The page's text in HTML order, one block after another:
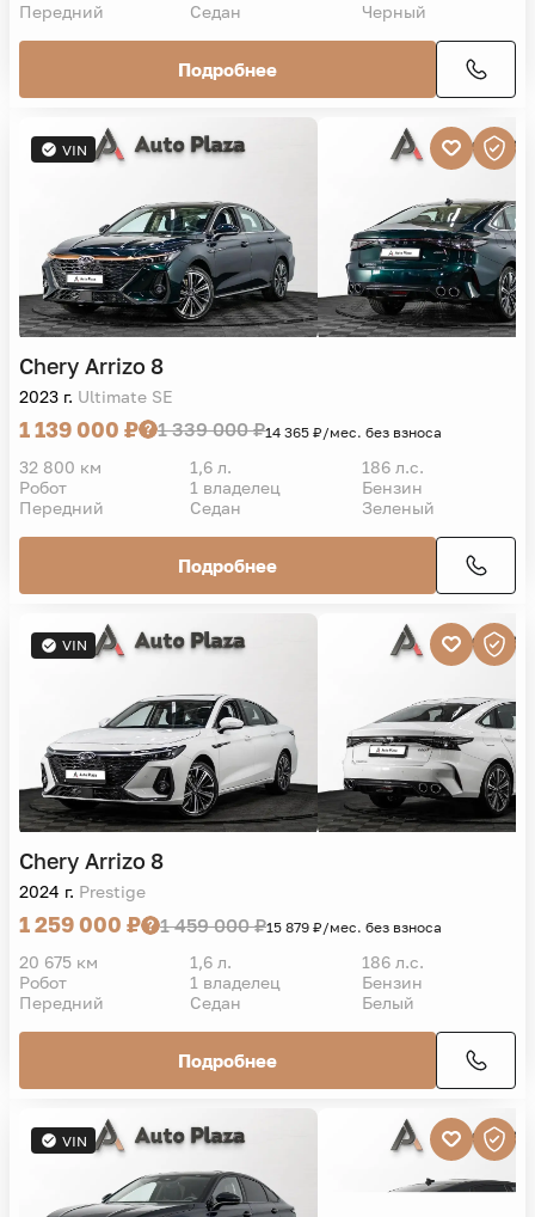
Передний
Седан Черный
Подробнее
VIN
Chery Arrizo 8
2023 г. Ultimate SE
1 139 000 ₽ 1 339 000 ₽14 365 ₽/мес. без взноса
32 800 км 1,6 л.
186 л.с.
Робот
1 владелец
Бензин
Передний
Седан Зеленый
Подробнее
VIN
Chery Arrizo 8
2024 г. Prestige
1 259 000 ₽ 1 459 000 ₽15 879 ₽/мес. без взноса
20 675 км 1,6 л.
186 л.с.
Робот
1 владелец
Бензин
Передний
Седан Белый
Подробнее
VIN